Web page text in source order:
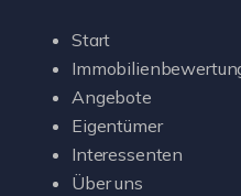
Start
Angebote
Eigentümer
Interessenten
Über uns